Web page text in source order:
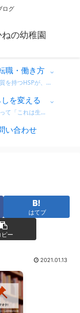
ログ
の幼稚園
職・働き方
繊細な気質を持つHSPが、自分に合った働き方を見つけるための情報をまとめています。 営業職での転職体験談や、向いている仕事・避けたい職場の特徴など、リアルな視点からお届け。 「もう我慢しない」働き方を一緒に考えてみませんか？
を変える
実際に使って「これは生活が変わった！」と感じた商品・サービスのレビューをまとめています。 デロンギのコーヒーマシンやドラム式洗濯機など、日常がちょっと豊かになるリアルな使用感をお届け。 迷っている方の参考になればうれしいです。
い合わせ
はてブ
ピー
2021.01.13